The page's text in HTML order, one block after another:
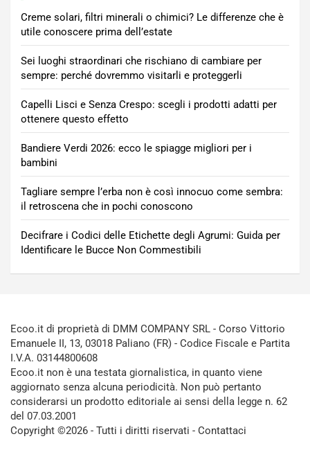
Creme solari, filtri minerali o chimici? Le differenze che è
utile conoscere prima dell’estate
Sei luoghi straordinari che rischiano di cambiare per
sempre: perché dovremmo visitarli e proteggerli
Capelli Lisci e Senza Crespo: scegli i prodotti adatti per
ottenere questo effetto
Bandiere Verdi 2026: ecco le spiagge migliori per i
bambini
Tagliare sempre l’erba non è così innocuo come sembra:
il retroscena che in pochi conoscono
Decifrare i Codici delle Etichette degli Agrumi: Guida per
Identificare le Bucce Non Commestibili
Ecoo.it di proprietà di DMM COMPANY SRL - Corso Vittorio
Emanuele II, 13, 03018 Paliano (FR) - Codice Fiscale e Partita
I.V.A. 03144800608
Ecoo.it non è una testata giornalistica, in quanto viene
aggiornato senza alcuna periodicità. Non può pertanto
considerarsi un prodotto editoriale ai sensi della legge n. 62
del 07.03.2001
Copyright ©2026 - Tutti i diritti riservati - Contattaci